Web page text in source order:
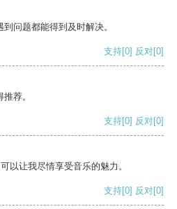
问题都能得到及时解决。
支持[0] 反对[0]
荐。
支持[0] 反对[0]
以让我尽情享受音乐的魅力。
支持[0] 反对[0]